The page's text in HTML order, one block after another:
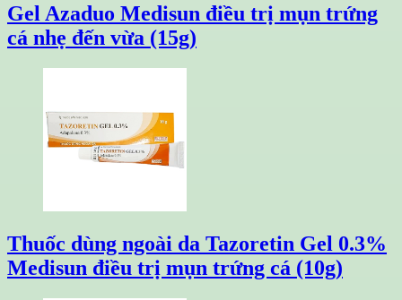
Gel Azaduo Medisun điều trị mụn trứng
cá nhẹ đến vừa (15g)
Thuốc dùng ngoài da Tazoretin Gel 0.3%
Medisun điều trị mụn trứng cá (10g)